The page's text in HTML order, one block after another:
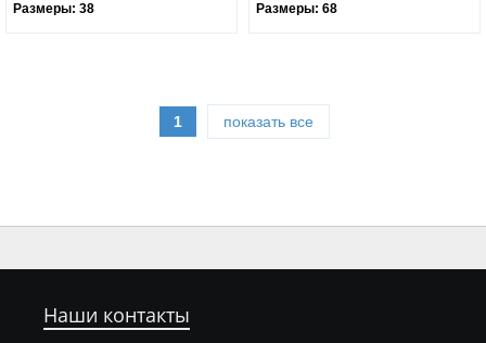
Размеры: 38 Размеры: 68
1 показать все
Наши контакты